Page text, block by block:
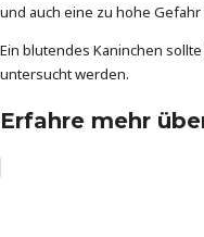
und auch eine zu hohe
Ein blutendes Kaninchen
untersucht werden.
Erfahre mehr